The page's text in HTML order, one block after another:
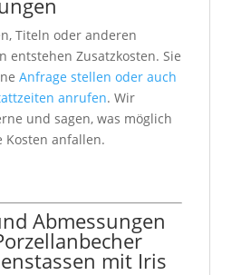
Titeln oder anderen
entstehen Zusatzkosten. Sie
Anfrage stellen oder auch
anrufen. Wir
und sagen, was möglich
Kosten anfallen.
Abmessungen
mit Iris